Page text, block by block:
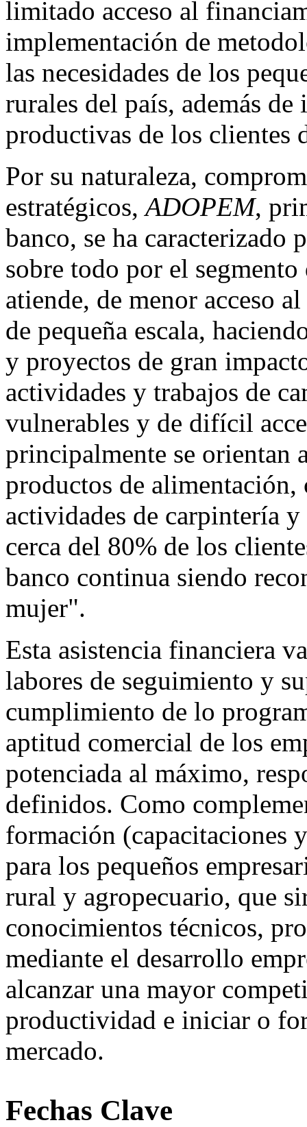
limitado acceso al
implementación de
las necesidades de los
rurales del país, además
productivas de los clientes
Por su naturaleza,
estratégicos,ADOPEM,
banco, se ha caracterizado
sobre todo por el
atiende, de menor acceso
de pequeña escala,
y proyectos de gran
actividades y trabajos de
vulnerables y de difícil
principalmente se orientan
productos de
actividades de carpintería
cerca del 80% de los
banco continua siendo
mujer .
Esta asistencia financiera
labores de seguimiento y
cumplimiento de lo
aptitud comercial de los
potenciada al máximo,
definidos. Como
formación (capacitaciones
para los pequeños
rural y agropecuario, que
conocimientos técnicos,
mediante el desarrollo
alcanzar una mayor
productividad e iniciar o
mercado.
Fechas Clave